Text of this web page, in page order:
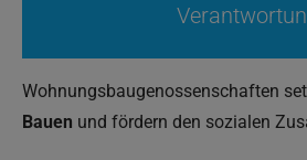
Wohnungsbaugenossenschaften
Bauen und fördern den sozialen